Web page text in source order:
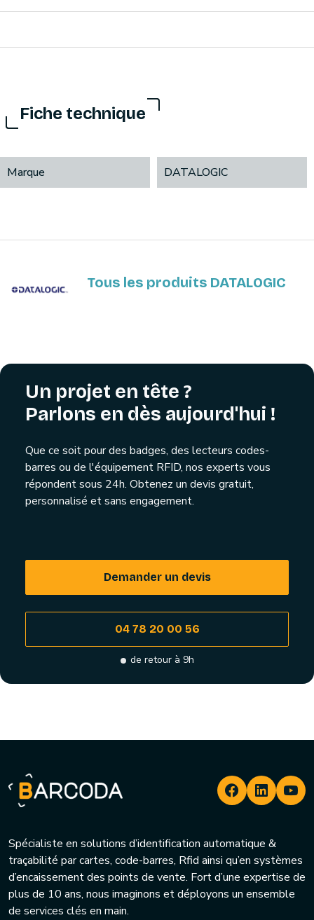
Fiche technique
Marque DATALOGIC
Tous les produits DATALOGIC
Un projet en tête ?
Parlons en dès aujourd'hui !
Que ce soit pour des badges, des lecteurs codes-
barres ou de l'équipement RFID, nos experts vous
répondent sous 24h. Obtenez un devis gratuit,
personnalisé et sans engagement.
Demander un devis
04 78 20 00 56
de retour à 9h
Spécialiste en solutions d’identification automatique &
traçabilité par cartes, code-barres, Rfid ainsi qu’en systèmes
d’encaissement des points de vente. Fort d’une expertise de
plus de 10 ans, nous imaginons et déployons un ensemble
de services clés en main.